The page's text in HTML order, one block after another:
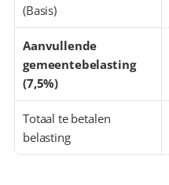
(Basis)
Aanvullende
gemeentebelasting
(7,5%)
Totaal te betalen
belasting